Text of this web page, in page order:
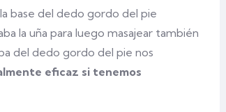
la base del dedo gordo del pie
la uña para luego masajear también
del dedo gordo del pie nos
eficaz si tenemos